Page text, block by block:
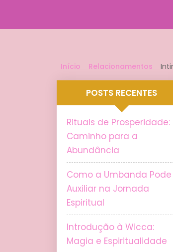
Início Relacionamentos
POSTS RECENTES
Rituais de Prosperidade:
Caminho para a
Abundância
Como a Umbanda Pode
Auxiliar na Jornada
Espiritual
Introdução à Wicca:
Magia e Espiritualidade